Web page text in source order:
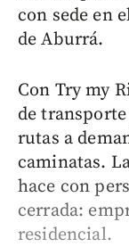
con sede en
de Aburrá.
Con Try my
de
rutas a
caminatas.
hace con
cerrada:
residencial.